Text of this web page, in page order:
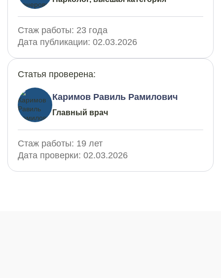
Стаж работы: 23 года
Дата публикации: 02.03.2026
Статья проверена:
Каримов Равиль Рамилович
Главный врач
Стаж работы: 19 лет
Дата проверки: 02.03.2026